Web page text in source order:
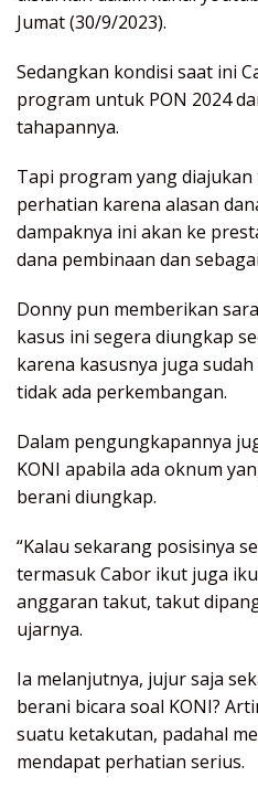
Jumat (30/9/2023).
Sedangkan kondisi saat ini
program untuk PON 2024
tahapannya.
Tapi program yang
perhatian karena alasan
dampaknya ini akan ke
dana pembinaan dan
Donny pun memberikan
kasus ini segera diungkap
karena kasusnya juga
tidak ada perkembangan.
Dalam pengungkapannya
KONI apabila ada oknum
berani diungkap.
“Kalau sekarang posisinya
termasuk Cabor ikut juga
anggaran takut, takut
ujarnya.
Ia melanjutnya, jujur saja
berani bicara soal KONI?
suatu ketakutan, padahal
mendapat perhatian serius.